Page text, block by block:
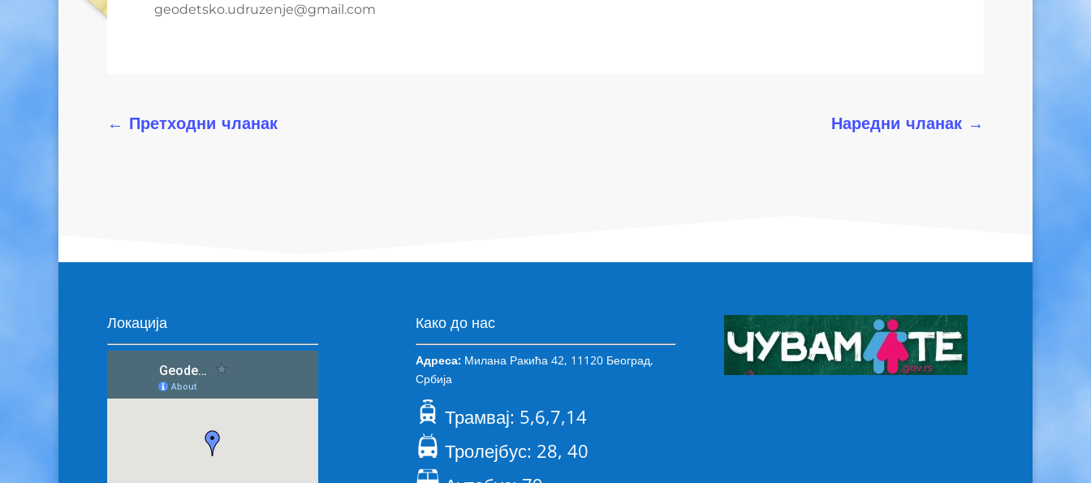
geodetsko.udruzenje@gmail.com
← Претходни чланак Наредни чланак →
Локација Како до нас
Адреса:Милана Ракића 42, 11120 Београд,
Србија
Трамвај: 5,6,7,14
Тролејбус: 28, 40